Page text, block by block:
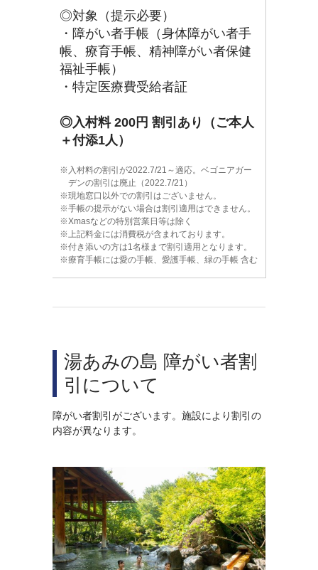
◎対象（提示必要）
・障がい者手帳（身体障がい者手
帳、療育手帳、精神障がい者保健
福祉手帳）
・特定医療費受給者証
◎入村料 200円 割引あり（ご本人
＋付添1人）
入村料の割引が2022.7/21～適応。ベゴニアガー
デンの割引は廃止（2022.7/21）
現地窓口以外での割引はございません。
手帳の提示がない場合は割引適用はできません。
Xmasなどの特別営業日等は除く
上記料金には消費税が含まれております。
付き添いの方は1名様まで割引適用となります。
療育手帳には愛の手帳、愛護手帳、緑の手帳 含む
湯あみの島 障がい者割
引について
障がい者割引がございます。施設により割引の
内容が異なります。